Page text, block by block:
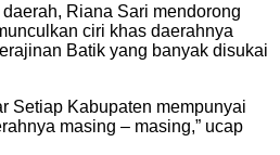
Riana Sari mendorong
ciri khas daerahnya
Batik yang banyak disukai
Setiap Kabupaten mempunyai
masing – masing,” ucap